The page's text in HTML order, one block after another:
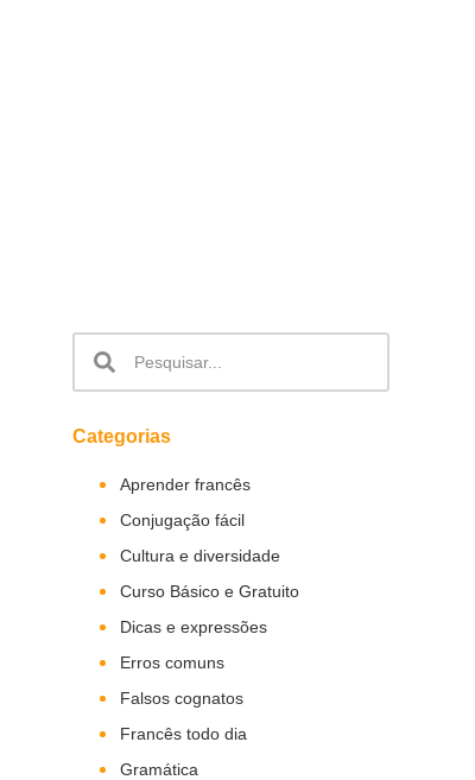
Categorias
Aprender francês
Conjugação fácil
Cultura e diversidade
Curso Básico e Gratuito
Dicas e expressões
Erros comuns
Falsos cognatos
Francês todo dia
Gramática